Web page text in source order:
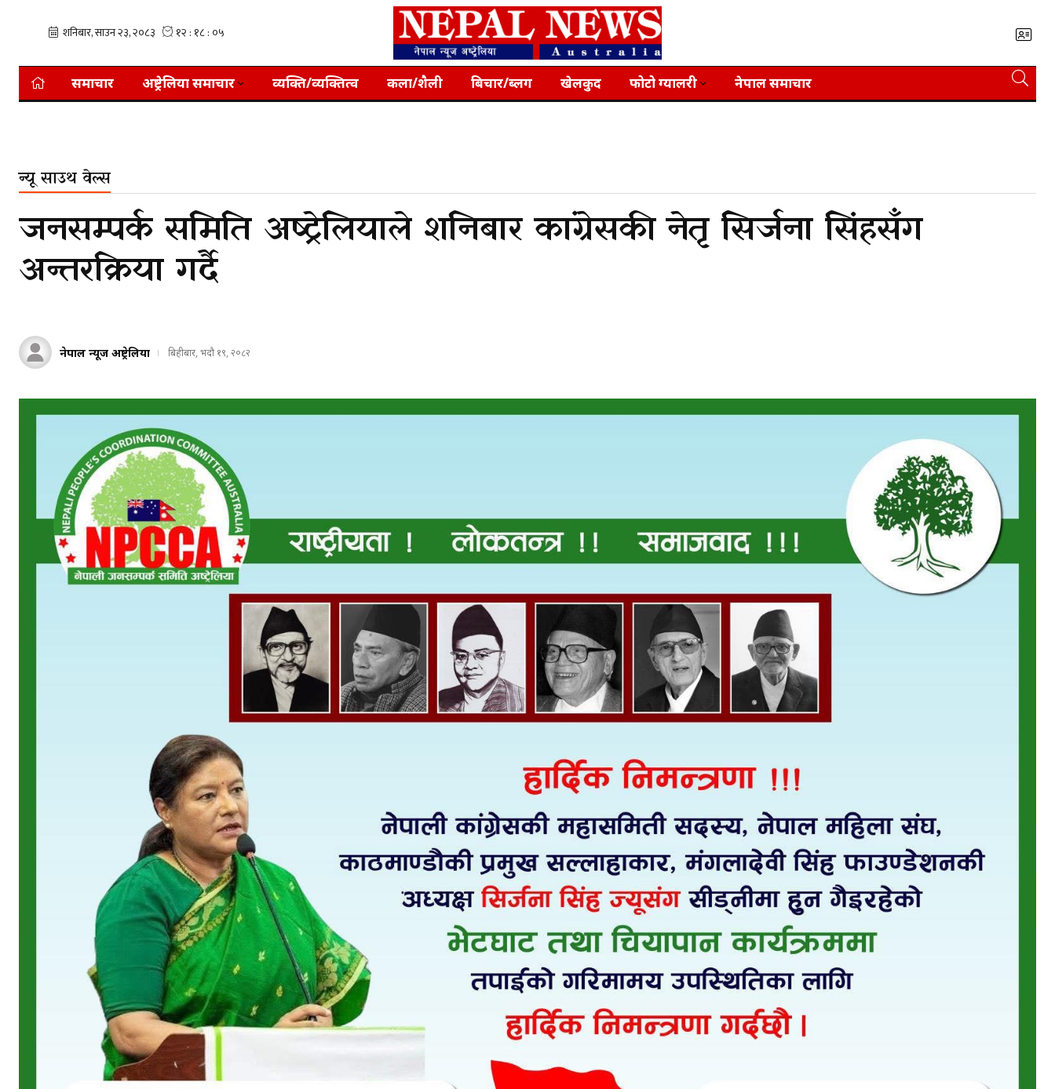
समाचार अष्ट्रेलिया समाचार व्यक्ति/व्यक्तित्व कला/शैली बिचार/ब्लग खेलकुद फोटो ग्यालरी नेपाल समाचार
न्यू साउथ वेल्स
जनसम्पर्क समिति अष्ट्रेलियाले शनिबार कांग्रेसकी नेतृ सिर्जना सिंहसँग
अन्तरक्रिया गर्दै
नेपाल न्यूज अष्ट्रेलिया बिहीबार, भदौ १९, २०८२